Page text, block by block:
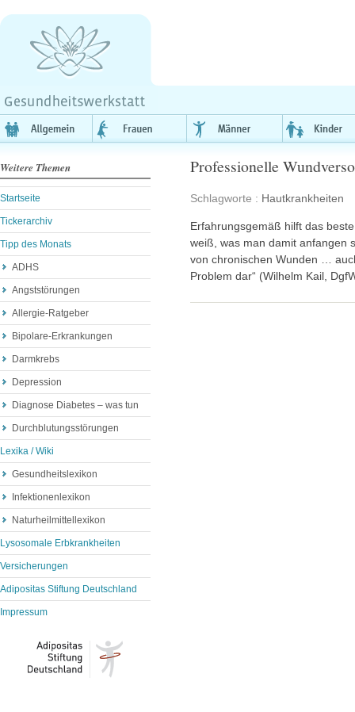
Weitere Themen
Startseite
Tickerarchiv
Tipp des Monats
ADHS
Angststörungen
Allergie-Ratgeber
Bipolare-Erkrankungen
Darmkrebs
Depression
Diagnose Diabetes – was tun
Durchblutungsstörungen
Lexika / Wiki
Gesundheitslexikon
Infektionenlexikon
Naturheilmittellexikon
Lysosomale Erbkrankheiten
Versicherungen
Adipositas Stiftung Deutschland
Impressum
Professionelle
Schlagworte : Hautkrankheiten
Erfahrungsgemäß hilft das
weiß, was man damit anfangen
von chronischen Wunden …
Problem dar“ (Wilhelm Kail,